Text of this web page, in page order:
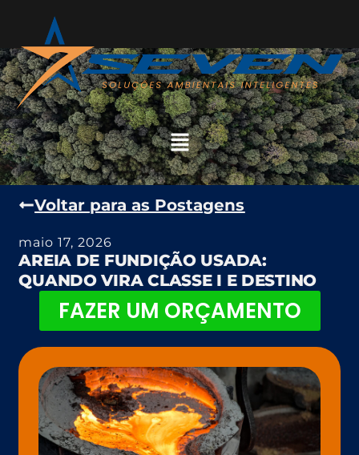
Voltar para as Postagens
maio 17, 2026
AREIA DE FUNDIÇÃO USADA:
QUANDO VIRA CLASSE I E DESTINO
FAZER UM ORÇAMENTO